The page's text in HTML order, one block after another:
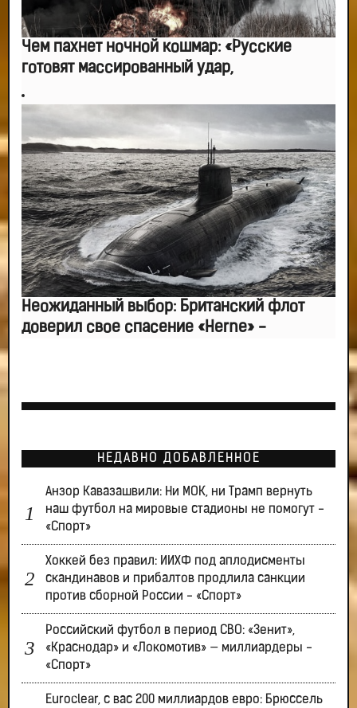
Чем пахнет ночной кошмар: «Русские
готовят массированный удар,
Неожиданный выбор: Британский флот
доверил свое спасение «Herne» -
НЕДАВНО ДОБАВЛЕННОЕ
Анзор Кавазашвили: Ни МОК, ни Трамп вернуть
наш футбол на мировые стадионы не помогут -
«Спорт»
Хоккей без правил: ИИХФ под аплодисменты
скандинавов и прибалтов продлила санкции
против сборной России - «Спорт»
Российский футбол в период СВО: «Зенит»,
«Краснодар» и «Локомотив» — миллиардеры -
«Спорт»
Euroclear, с вас 200 миллиардов евро: Брюссель